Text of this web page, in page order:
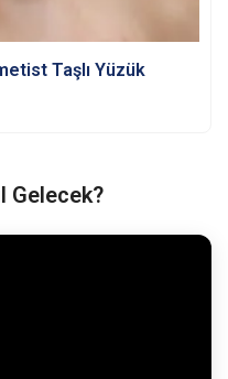
Taşlı Yüzük
Gelecek?